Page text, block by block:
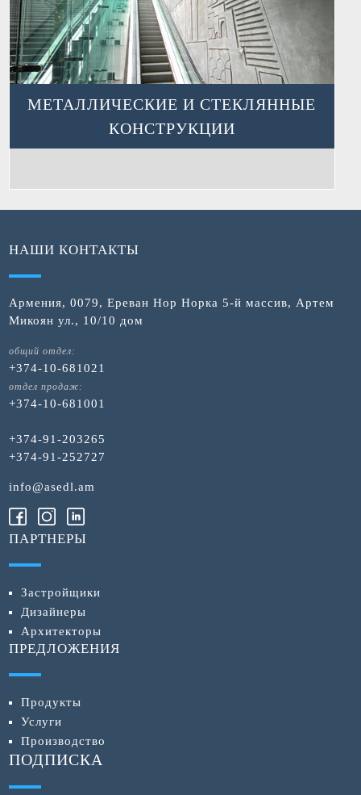
МЕТАЛЛИЧЕСКИЕ И СТЕКЛЯННЫЕ
КОНСТРУКЦИИ
НАШИ КОНТАКТЫ
Армения, 0079, Ереван Нор Норка 5-й массив, Артем
Микоян ул., 10/10 дом
общий отдел:
+374-10-681021
отдел продаж:
+374-10-681001
+374-91-203265
+374-91-252727
info@asedl.am
ПАРТНЕРЫ
Застройщики
Дизайнеры
Архитекторы
ПРЕДЛОЖЕНИЯ
Продукты
Услуги
Производство
ПОДПИСКА